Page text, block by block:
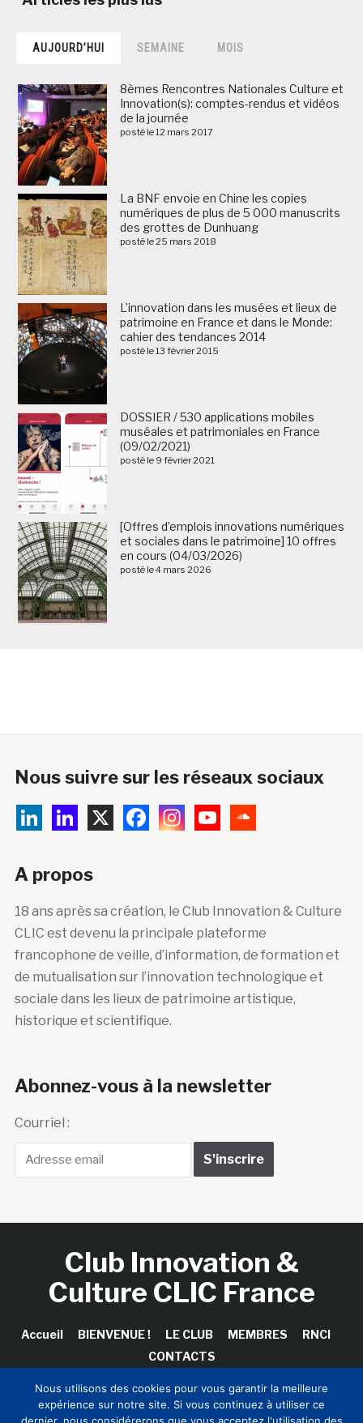
AUJOURD’HUI SEMAINE MOIS
8èmes Rencontres Nationales Culture et
Innovation(s): comptes-rendus et vidéos
de la journée
posté le 12 mars 2017
La BNF envoie en Chine les copies
numériques de plus de 5 000 manuscrits
des grottes de Dunhuang
posté le 25 mars 2018
L’innovation dans les musées et lieux de
patrimoine en France et dans le Monde:
cahier des tendances 2014
posté le 13 février 2015
DOSSIER / 530 applications mobiles
muséales et patrimoniales en France
(09/02/2021)
posté le 9 février 2021
[Offres d’emplois innovations numériques
et sociales dans le patrimoine] 10 offres
en cours (04/03/2026)
posté le 4 mars 2026
Nous suivre sur les réseaux sociaux
A propos
18 ans après sa création, le Club Innovation & Culture
CLIC est devenu la principale plateforme
francophone de veille, d’information, de formation et
de mutualisation sur l’innovation technologique et
sociale dans les lieux de patrimoine artistique,
historique et scientifique.
Abonnez-vous à la newsletter
Courriel :
Club Innovation &
Culture CLIC France
Accueil BIENVENUE ! LE CLUB MEMBRES
RNCI
CONTACTS
Nous utilisons des cookies pour vous garantir la meilleure
expérience sur notre site. Si vous continuez à utiliser ce